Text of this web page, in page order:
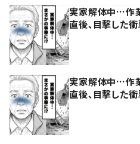
実家解体中…作
直後、目撃した
実家解体中…作
直後、目撃した